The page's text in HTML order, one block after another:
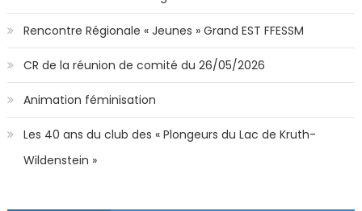
Rencontre Régionale « Jeunes » Grand EST FFESSM
CR de la réunion de comité du 26/05/2026
Animation féminisation
Les 40 ans du club des « Plongeurs du Lac de Kruth-
Wildenstein »